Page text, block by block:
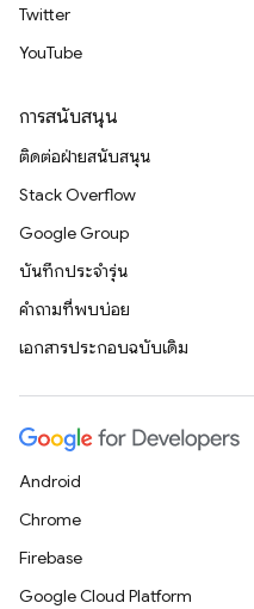
Twitter
YouTube
การสนับสนุน
ติดต่อฝ่ายสนับสนุน
Stack Overflow
Google Group
บันทึกประจำรุ่น
คำถามที่พบบ่อย
เอกสารประกอบฉบับเดิม
Android
Chrome
Firebase
Google Cloud Platform